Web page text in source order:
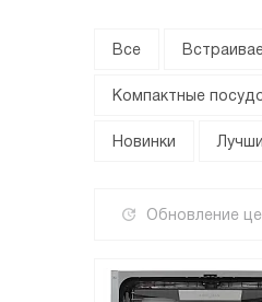
Все
Компактные
Новинки
Обновление